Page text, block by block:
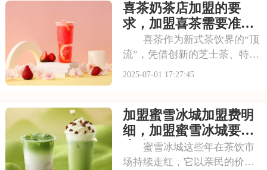
独特的商业模式所吸引，想要
借助塔斯汀的品牌力量开启自
己的创业之路。那么
喜茶奶茶店加盟的要
求，加盟喜茶需要准备
哪些资金
喜茶作为新式茶饮界的“顶
流”，凭借创新的芝士茶、特色
果茶，还有时尚的门店设计，
多少钱？需要满足哪些条件？
以下是喜茶奶茶店加盟的要
求，加盟喜茶需要
2025-07-01 17:27:45
加盟蜜雪冰城加盟费明
细，加盟蜜雪冰城要多
少钱
蜜雪冰城这些年在茶饮市
场持续走红，它以亲民的价格